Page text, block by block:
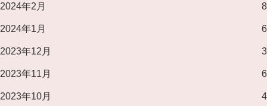
2024年2月 8
2024年1月 6
2023年12月 3
2023年11月 6
2023年10月 4